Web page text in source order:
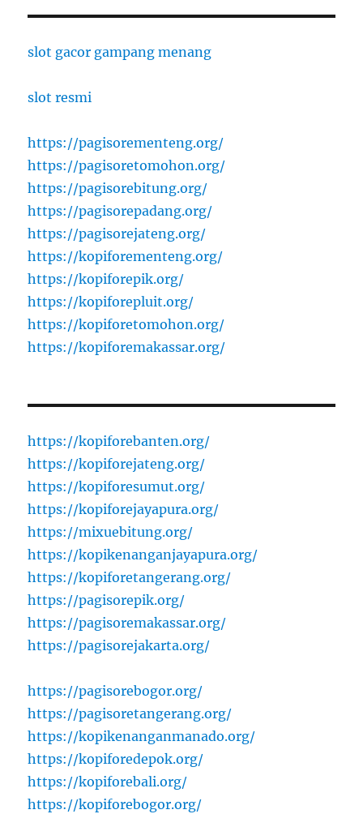
slot gacor gampang menang
slot resmi
https://pagisorementeng.org/
https://pagisoretomohon.org/
https://pagisorebitung.org/
https://pagisorepadang.org/
https://pagisorejateng.org/
https://kopiforementeng.org/
https://kopiforepik.org/
https://kopiforepluit.org/
https://kopiforetomohon.org/
https://kopiforemakassar.org/
https://kopiforebanten.org/
https://kopiforejateng.org/
https://kopiforesumut.org/
https://kopiforejayapura.org/
https://mixuebitung.org/
https://kopikenanganjayapura.org/
https://kopiforetangerang.org/
https://pagisorepik.org/
https://pagisoremakassar.org/
https://pagisorejakarta.org/
https://pagisorebogor.org/
https://pagisoretangerang.org/
https://kopikenanganmanado.org/
https://kopiforedepok.org/
https://kopiforebali.org/
https://kopiforebogor.org/